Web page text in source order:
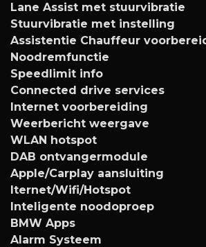
Lane Assist met stuurvibratie
Stuurvibratie met instelling
Assistentie Chauffeur
Noodremfunctie
Speedlimit info
Connected drive services
Internet voorbereiding
Weerbericht weergave
WLAN hotspot
DAB ontvangermodule
Apple/Carplay aansluiting
Iternet/Wifi/Hotspot
Inteligente noodoproep
BMW Apps
Alarm Systeem